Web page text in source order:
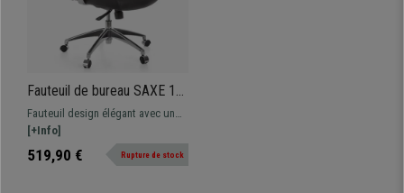
Fauteuil de bureau SAXE 10,
Design élégant, Grand
Rembourrage, Cuir
Fauteuil design élégant avec un
épais rembourrage tapissé en cuir
véritable de grande qualité avec
un piétement en aluminium poli.
[+Info]
519,90 € Rupture de stock